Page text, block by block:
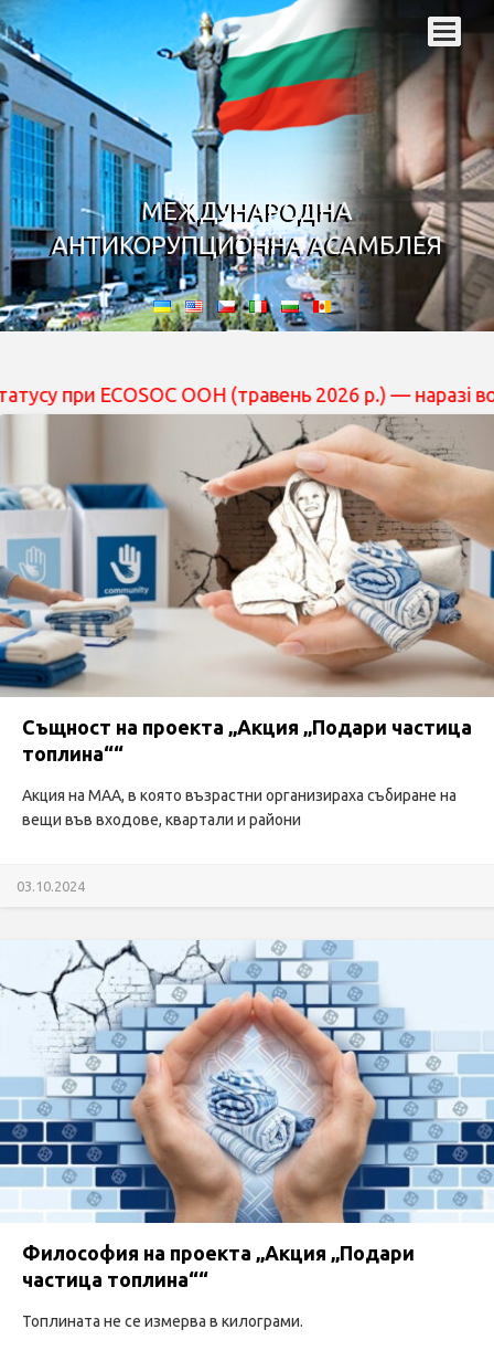
МЕЖДУНАРОДНА
АНТИКОРУПЦИОННА АСАМБЛЕЯ
при ECOSOC ООН (травень 2026 р.) — наразі
Същност на проекта „Акция „Подари частица
топлина““
Акция на МАА, в която възрастни организираха събиране на
вещи във входове, квартали и райони
03.10.2024
Философия на проекта „Акция „Подари
частица топлина““
Топлината не се измерва в килограми.